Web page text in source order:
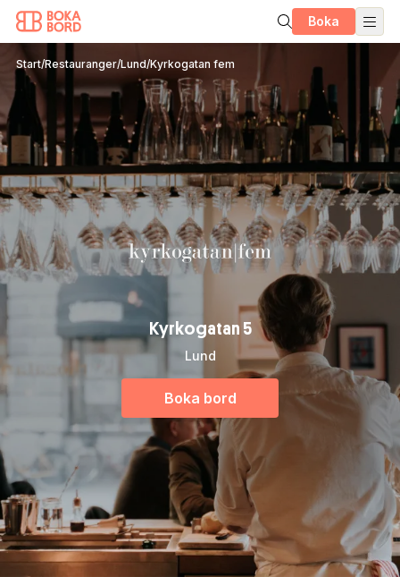
Boka
Start/Restauranger/Lund/Kyrkogatan fem
Kyrkogatan 5
Lund
Boka bord